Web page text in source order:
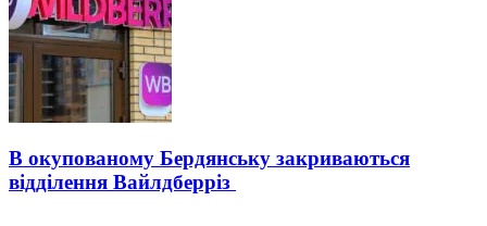
В окупованому Бердянську закриваються
відділення Вайлдберріз